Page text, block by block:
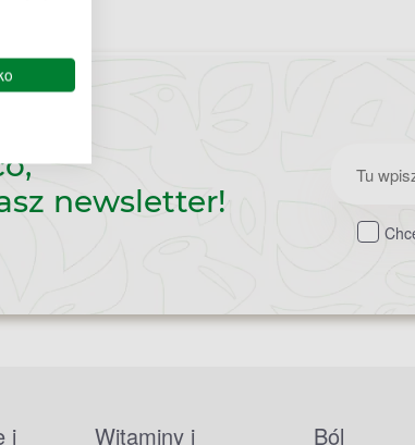
newsletter!
do
i
Witaminy i
Ból